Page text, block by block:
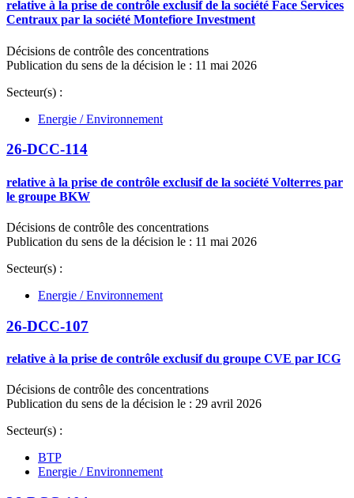
relative à la prise de contrôle exclusif de la société Face Services
Centraux par la société Montefiore Investment
Décisions de contrôle des concentrations
Publication du sens de la décision le : 11 mai 2026
Secteur(s) :
Energie / Environnement
26-DCC-114
relative à la prise de contrôle exclusif de la société Volterres par
le groupe BKW
Décisions de contrôle des concentrations
Publication du sens de la décision le : 11 mai 2026
Secteur(s) :
Energie / Environnement
26-DCC-107
relative à la prise de contrôle exclusif du groupe CVE par ICG
Décisions de contrôle des concentrations
Publication du sens de la décision le : 29 avril 2026
Secteur(s) :
BTP
Energie / Environnement